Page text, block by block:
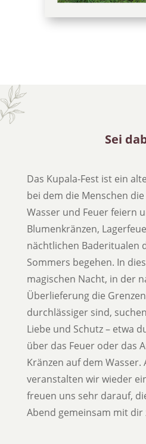
Sei
Das Kupala-Fest ist ein
bei dem die Menschen
Wasser und Feuer feiern
Blumenkränzen,
nächtlichen Baderitualen
Sommers begehen. In
magischen Nacht, in der
Überlieferung die
durchlässiger sind,
Liebe und Schutz – etwa
über das Feuer oder das
Kränzen auf dem Wasser.
veranstalten wir wieder
freuen uns sehr darauf,
Abend gemeinsam mit dir